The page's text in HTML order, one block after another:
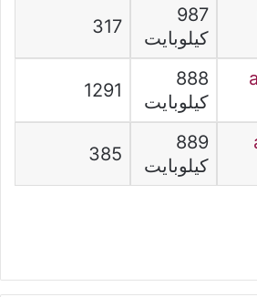
987
كيلوبايت
317
888
كيلوبايت
1291
889
كيلوبايت
385